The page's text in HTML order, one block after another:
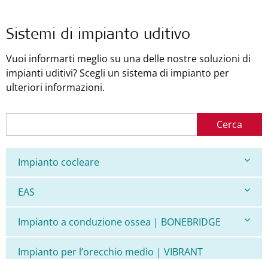
Sistemi di impianto uditivo
Vuoi informarti meglio su una delle nostre soluzioni di
impianti uditivi? Scegli un sistema di impianto per
ulteriori informazioni.
Cerca
Impianto cocleare
EAS
Impianto a conduzione ossea | BONEBRIDGE
Impianto per l’orecchio medio | VIBRANT